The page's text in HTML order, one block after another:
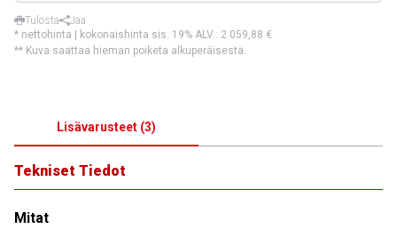
Tulosta
Jaa
* nettohinta | kokonaishinta sis. 19% ALV.: 2 059,88 €
** Kuva saattaa hieman poiketa alkuperäisestä.
Lisävarusteet (3)
Tekniset Tiedot
Mitat